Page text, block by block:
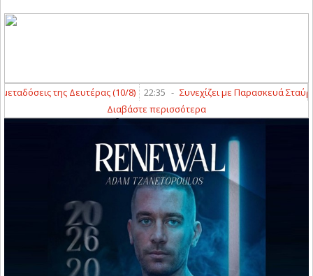
της Δευτέρας (10/8) 22:35 - Συνεχίζει με Παρασκευά Σταύρο
Διαβάστε περισσότερα